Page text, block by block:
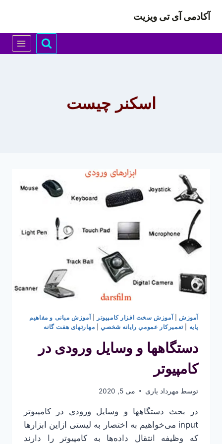
محتوا
آکادمی آی تی ویزیت
اسکنر چیست
آموزش| آموزش سخت افزار کامپیوتر
آموزش مبانی و مفاهیم
پایه |تعميركار عمومي رايانه شخصي| مهارتهای هفت گانه
دستگاهها و وسایل ورودی در
کامپیوتر
توسط مهرداد یاری می 5, 2020
در بحث دستگاهها و وسایل ورودی در کامپیوتر
input می‌خواهیم به اختصار به لیستی ازاین ابزارها
که وظیفه انتقال داده‌ها به کامپیوتر را دارند